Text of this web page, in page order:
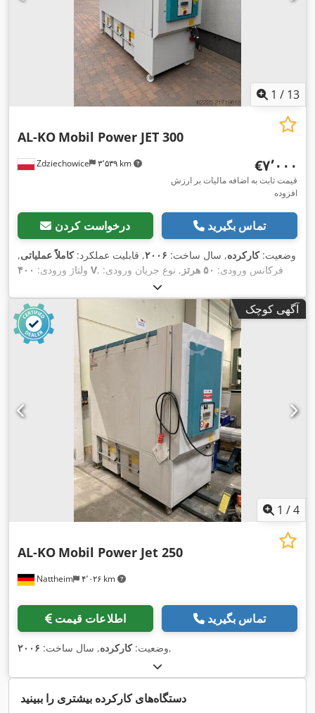
1 / 13
Zdziechowice ۳٬۵۳۹ km
AL-KO Mobil Power JET 300
‎€۷٬۰۰۰
قیمت ثابت به اضافه مالیات بر ارزش
افزوده
درخواست کردن تماس بگیرید
وضعیت:کارکرده, سال ساخت: ۲۰۰۶, قابلیت عملکرد:کاملاً عملیاتی,
ولتاژ ورودی: ۴۰۰ V , فرکانس ورودی: ۵۰ هرتز
, نوع جریان ورودی:
۲٬۴۰۰ میلی بار
متر مکعب/ساعت, قطر مانیفولد ورودی:۳۰۰ میلی‌متر
, سطح فیلتر:
۳۰ متر مربع
, ارتفاع کل: ۲٬۳۵۰ میلی‌متر ۳٬۰۰۰ میلی‌متر
,
عرض کل: ۱٬۱۰۰ میلی‌متر , وزن کل: ۹۰۰ کیلوگرم ,
آگهی کوچک
1 /4
Nattheim ۴٬۰۲۶ km
AL-KO Mobil Power Jet 250
اطلاعات قیمت تماس بگیرید
وضعیت:کارکرده, سال ساخت: ۲۰۰۶ ,
دستگاه‌های کارکرده بیشتری را ببینید